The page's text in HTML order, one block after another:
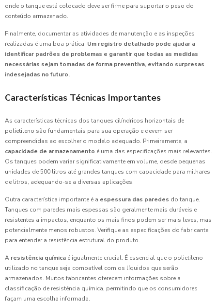
onde o tanque está colocado deve ser firme para suportar o peso do
conteúdo armazenado.
Finalmente, documentar as atividades de manutenção e as inspeções
realizadas é uma boa prática. Um registro detalhado pode ajudar a
identificar padrões de problemas e garantir que todas as medidas
necessárias sejam tomadas de forma preventiva, evitando surpresas
indesejadas no futuro.
Características Técnicas Importantes
As características técnicas dos tanques cilíndricos horizontais de
polietileno são fundamentais para sua operação e devem ser
compreendidas ao escolher o modelo adequado. Primeiramente, a
capacidade de armazenamento é uma das especificações mais relevantes.
Os tanques podem variar significativamente em volume, desde pequenas
unidades de 500 litros até grandes tanques com capacidade para milhares
de litros, adequando-se a diversas aplicações.
Outra característica importante é a espessura das paredes do tanque.
Tanques com paredes mais espessas são geralmente mais duráveis e
resistentes a impactos, enquanto os mais finos podem ser mais leves, mas
potencialmente menos robustos. Verifique as especificações do fabricante
para entender a resistência estrutural do produto.
A resistência química é igualmente crucial. É essencial que o polietileno
utilizado no tanque seja compatível com os líquidos que serão
armazenados. Muitos fabricantes oferecem informações sobre a
classificação de resistência química, permitindo que os consumidores
façam uma escolha informada.